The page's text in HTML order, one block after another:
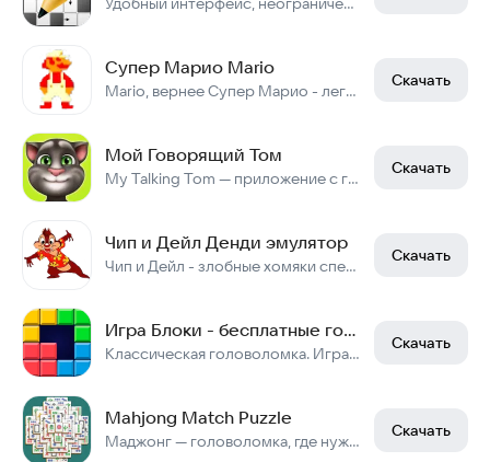
Супер Марио Mario
Mario, вернее Супер Марио - легендарная игра 8 бит Денди эпохи.
Скачать
Мой Говорящий Том
My Talking Tom — приложение с говорящим котом Томом.
Скачать
Чип и Дейл Денди эмулятор
Чип и Дейл - злобные хомяки спешат повеселить вас
Скачать
Игра Блоки - бесплатные головоломки, тетрис пазл
Классическая головоломка. Игра для взрослых и детей! Играйте без интернета.
Скачать
Mahjong Match Puzzle
Маджонг — головоломка, где нужно собрать комбинации косточек.
Скачать